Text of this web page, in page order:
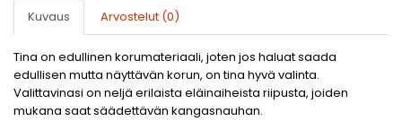
Kuvaus Arvostelut (0)
Tina on edullinen korumateriaali, joten jos haluat saada
edullisen mutta näyttävän korun, on tina hyvä valinta.
Valittavinasi on neljä erilaista eläinaiheista riipusta, joiden
mukana saat säädettävän kangasnauhan.